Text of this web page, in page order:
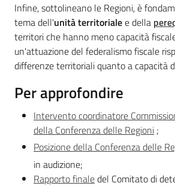
Argomenti
Infine, sottolineano le Regioni, è
tema dell'unità territorialee della
territori che hanno meno capacità
un'attuazione del federalismo fiscale
differenze territoriali quanto a capacità
Per approfondire
Intervento coordinatore
della Conferenza delle Regioni ;
Posizione della Conferenza delle
in audizione;
Rapporto finaledel Comitato di